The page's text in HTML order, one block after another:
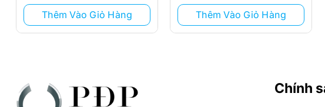
Thêm Vào Giỏ Hàng Thêm Vào Giỏ Hàng
Chính